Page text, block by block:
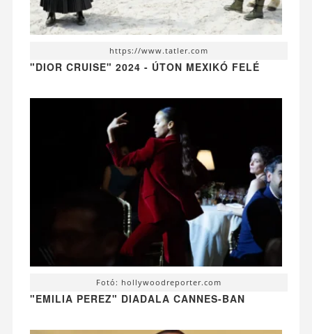
https://www.tatler.com
"DIOR CRUISE" 2024 - ÚTON MEXIKÓ FELÉ
Fotó: hollywoodreporter.com
"EMILIA PEREZ" DIADALA CANNES-BAN